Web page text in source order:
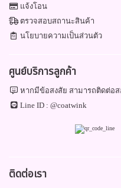
แจ้งโอน
ตรวจสอบสถานะสินค้า
นโยบายความเป็นส่วนตัว
ศูนย์บริการลูกค้า
หากมีข้อสงสัย สามารถติดต่อ
Line ID :@coatwink
ติดต่อเรา